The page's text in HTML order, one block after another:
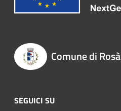
Comune di Rosà
SEGUICI SU